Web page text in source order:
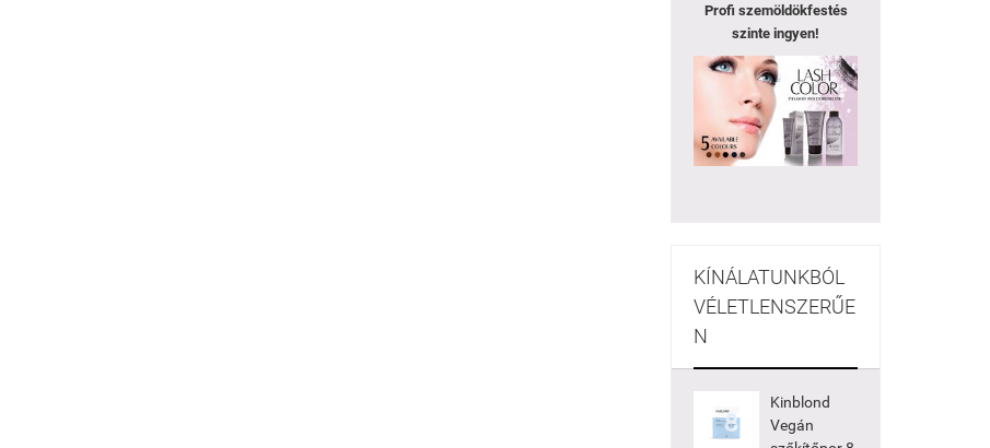
Profi szemöldökfestés
szinte ingyen!
KÍNÁLATUNKBÓL
VÉLETLENSZERŰE
N
Kinblond
Vegán